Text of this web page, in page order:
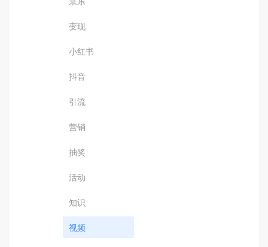
变现
小红书
抖音
引流
营销
抽奖
活动
知识
视频